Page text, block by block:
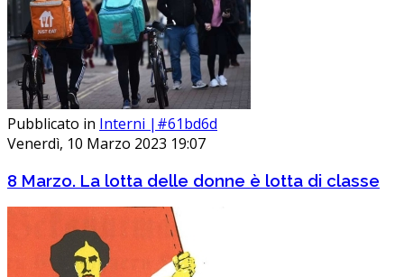
Pubblicato in Interni |#61bd6d
Venerdì, 10 Marzo 2023 19:07
8 Marzo. La lotta delle donne è lotta di classe